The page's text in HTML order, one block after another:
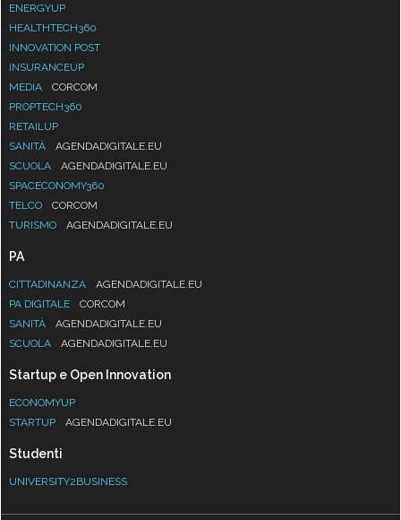
ENERGYUP
HEALTHTECH360
INNOVATION POST
INSURANCEUP
MEDIA
CORCOM
PROPTECH360
RETAILUP
SANITÀ
AGENDADIGITALE.EU
SCUOLA
AGENDADIGITALE.EU
SPACECONOMY360
TELCO
CORCOM
TURISMO
AGENDADIGITALE.EU
PA
CITTADINANZA
AGENDADIGITALE.EU
PA DIGITALE
CORCOM
SANITÀ
AGENDADIGITALE.EU
SCUOLA
AGENDADIGITALE.EU
Startup e Open Innovation
ECONOMYUP
STARTUP
AGENDADIGITALE.EU
Studenti
UNIVERSITY2BUSINESS